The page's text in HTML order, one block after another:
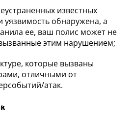
известных
уязвимость обнаружена, а
ее, ваш полис может не
этим нарушением;
которые вызваны
отличными от
атак.